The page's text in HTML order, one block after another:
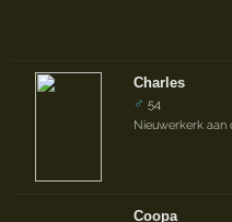
Charles
♂ 54
Nieuwerkerk aan
Coopa